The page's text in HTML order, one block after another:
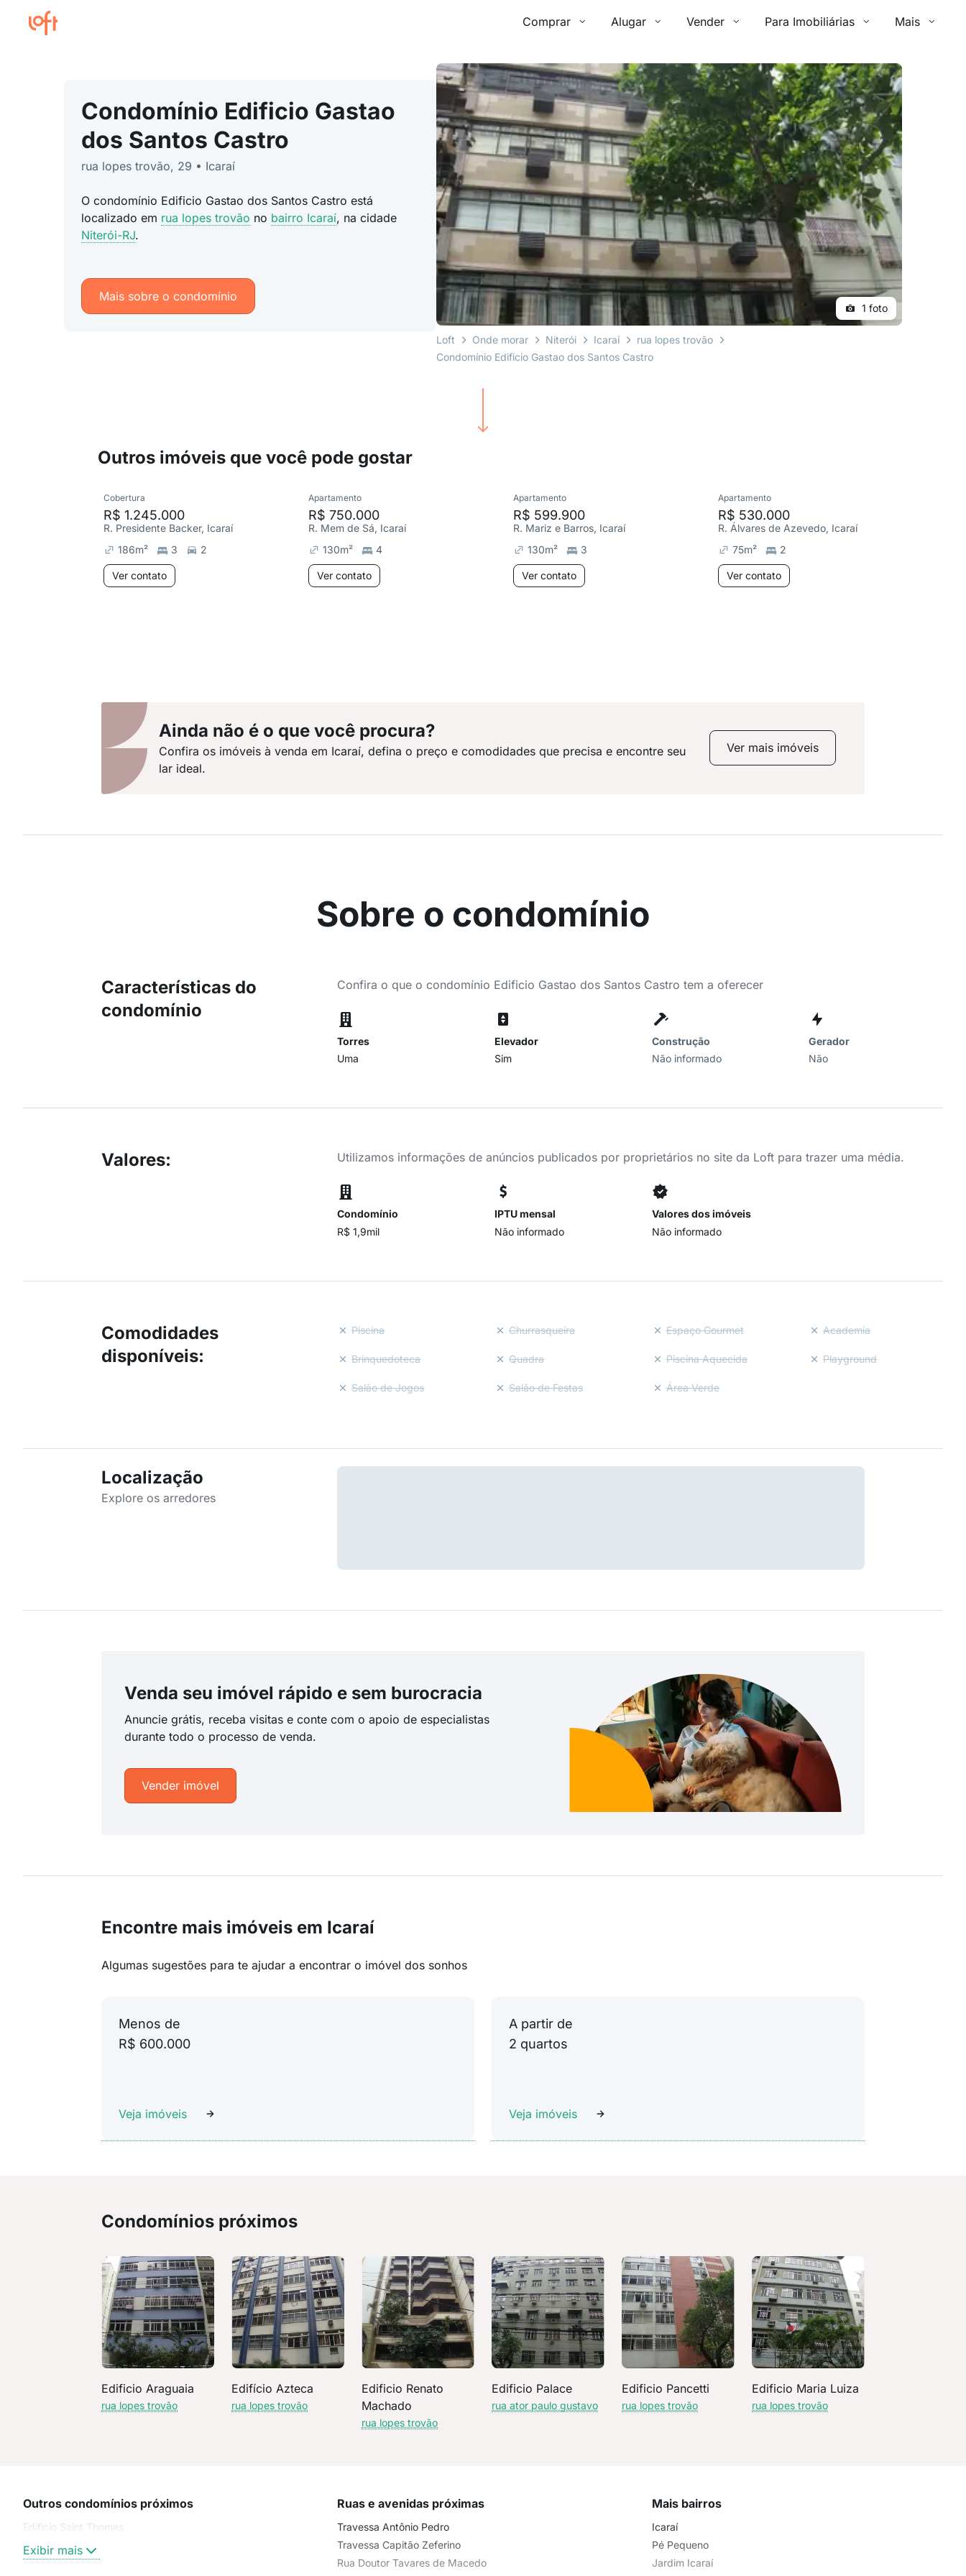
Comprar Alugar Vender Para Imobiliárias Mais
Condomínio Edificio Gastao
dos Santos Castro
rua lopes trovão, 29 • Icaraí
O condomínio Edificio Gastao dos Santos Castro está
localizado em rua lopes trovão no bairro Icaraí, na cidade
Niterói-RJ.
Mais sobre o condomínio
1 foto
Loft Onde morar Niterói Icaraí
rua lopes trovão
Condomínio Edificio Gastao dos Santos Castro
Outros imóveis que você pode gostar
Cobertura
R$ 1.245.000
R. Presidente Backer, Icaraí
186m² 3 2
Ver contato
Apartamento
R$ 750.000
R. Mem de Sá, Icaraí
130m² 4
Ver contato
Apartamento
R$ 599.900
R. Mariz e Barros, Icaraí
130m² 3
Ver contato
Apartamento
R$ 530.000
R. Álvares de Azevedo, Icaraí
75m² 2
Ver contato
Ainda não é o que você procura?
Confira os imóveis à venda em Icaraí, defina o preço e comodidades que precisa e encontre seu
lar ideal.
Ver mais imóveis
Sobre o condomínio
Características do
condomínio
Confira o que o condomínio Edificio Gastao dos Santos Castro tem a oferecer
Torres
Uma
Elevador
Sim
Construção
Não informado
Gerador
Não
Valores: Utilizamos informações de anúncios publicados por proprietários no site da Loft para trazer uma média.
Condomínio
R$ 1,9mil
IPTU mensal
Não informado
Valores dos imóveis
Não informado
Comodidades
disponíveis:
Piscina Churrasqueira Espaço Gourmet Academia
Brinquedoteca Quadra Piscina Aquecida Playground
Salão de Jogos Salão de Festas Área Verde
Localização
Explore os arredores
Venda seu imóvel rápido e sem burocracia
Anuncie grátis, receba visitas e conte com o apoio de especialistas
durante todo o processo de venda.
Vender imóvel
Encontre mais imóveis em Icaraí
Algumas sugestões para te ajudar a encontrar o imóvel dos sonhos
Menos de
R$ 600.000
Veja imóveis
A partir de
2 quartos
Veja imóveis
Condomínios próximos
Edificio Araguaia
rua lopes trovão
Edifício Azteca
rua lopes trovão
Edificio Renato
Machado
rua lopes trovão
Edificio Palace
rua ator paulo gustavo
Edificio Pancetti
rua lopes trovão
Edificio Maria Luiza
rua lopes trovão
Outros condomínios próximos
Edificio Saint Thomas
Exibir mais
Ruas e avenidas próximas
Travessa Antônio Pedro
Travessa Capitão Zeferino
Rua Doutor Tavares de Macedo
Mais bairros
Icaraí
Pé Pequeno
Jardim Icaraí